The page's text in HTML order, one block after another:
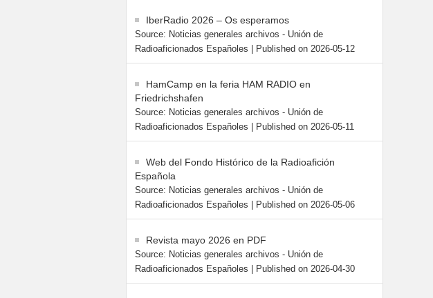
IberRadio 2026 – Os esperamos
Source: Noticias generales archivos - Unión de
Radioaficionados Españoles
Published on 2026-05-12
HamCamp en la feria HAM RADIO en
Friedrichshafen
Source: Noticias generales archivos - Unión de
Radioaficionados Españoles
Published on 2026-05-11
Web del Fondo Histórico de la Radioafición
Española
Source: Noticias generales archivos - Unión de
Radioaficionados Españoles
Published on 2026-05-06
Revista mayo 2026 en PDF
Source: Noticias generales archivos - Unión de
Radioaficionados Españoles
Published on 2026-04-30